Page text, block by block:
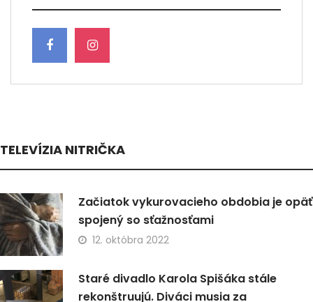
TELEVÍZIA NITRIČKA
Začiatok vykurovacieho obdobia je opäť
spojený so sťažnosťami
12. októbra 2022
Staré divadlo Karola Spišáka stále
rekonštruujú. Diváci musia za